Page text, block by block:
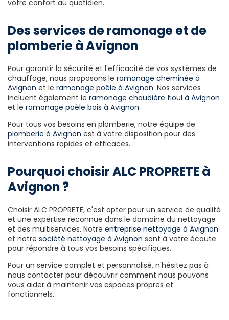
votre confort au quotidien.
Des services de ramonage et de
plomberie à Avignon
Pour garantir la sécurité et l'efficacité de vos systèmes de
chauffage, nous proposons le ramonage cheminée à
Avignon et le ramonage poêle à Avignon. Nos services
incluent également le ramonage chaudière fioul à Avignon
et le ramonage poêle bois à Avignon.
Pour tous vos besoins en plomberie, notre équipe de
plomberie à Avignon est à votre disposition pour des
interventions rapides et efficaces.
Pourquoi choisir ALC PROPRETE à
Avignon ?
Choisir ALC PROPRETE, c'est opter pour un service de qualité
et une expertise reconnue dans le domaine du nettoyage
et des multiservices. Notre entreprise nettoyage à Avignon
et notre société nettoyage à Avignon sont à votre écoute
pour répondre à tous vos besoins spécifiques.
Pour un service complet et personnalisé, n'hésitez pas à
nous contacter pour découvrir comment nous pouvons
vous aider à maintenir vos espaces propres et
fonctionnels.